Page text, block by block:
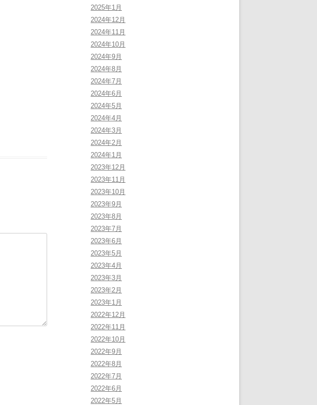
2025年1月
2024年12月
2024年11月
2024年10月
2024年9月
2024年8月
2024年7月
2024年6月
2024年5月
2024年4月
2024年3月
2024年2月
2024年1月
2023年12月
2023年11月
2023年10月
2023年9月
2023年8月
2023年7月
2023年6月
2023年5月
2023年4月
2023年3月
2023年2月
2023年1月
2022年12月
2022年11月
2022年10月
2022年9月
2022年8月
2022年7月
2022年6月
2022年5月